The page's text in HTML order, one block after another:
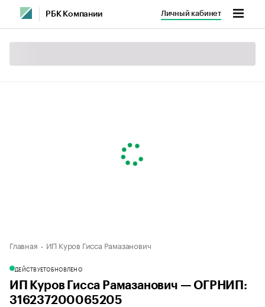
РБК Компании Личный кабинет
Главная ИП Куров Гисса Рамазанович
ДЕЙСТВУЕТОБНОВЛЕНО
ИП Куров Гисса Рамазанович — ОГРНИП:
316237200065205